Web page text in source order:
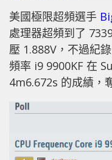
美國極限超頻選手
處理器超頻到了
壓 1.888V，不過紀
頻率 i9 9900KF 在
4m6.672s 的成績，